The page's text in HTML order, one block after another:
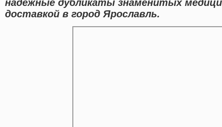
надежные дубликаты знаменитых
доставкой в город Ярославль.